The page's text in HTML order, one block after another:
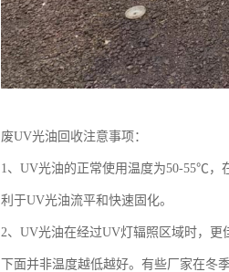
废UV光油回收注意事项：
1、UV光油的正常使用温度为50-55℃，
利于UV光油流平和快速固化。
2、UV光油在经过UV灯辐照区域时，
下面并非温度越低越好。有些厂家在冬